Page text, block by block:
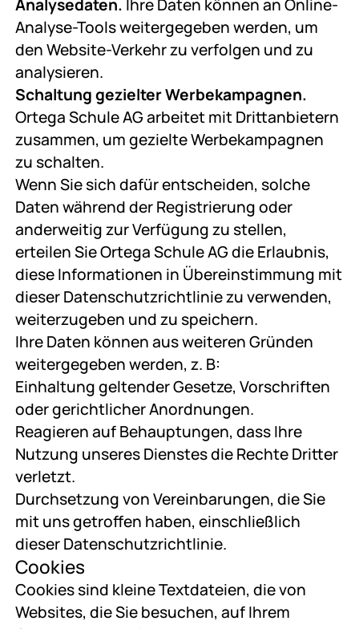
Analysedaten. Ihre Daten können an Online-
Analyse-Tools weitergegeben werden, um
den Website-Verkehr zu verfolgen und zu
analysieren.
Schaltung gezielter Werbekampagnen.
Ortega Schule AG arbeitet mit Drittanbietern
zusammen, um gezielte Werbekampagnen
zu schalten.
Wenn Sie sich dafür entscheiden, solche
Daten während der Registrierung oder
anderweitig zur Verfügung zu stellen,
erteilen Sie Ortega Schule AG die Erlaubnis,
diese Informationen in Übereinstimmung mit
dieser Datenschutzrichtlinie zu verwenden,
weiterzugeben und zu speichern.
Ihre Daten können aus weiteren Gründen
weitergegeben werden, z. B:
Einhaltung geltender Gesetze, Vorschriften
oder gerichtlicher Anordnungen.
Reagieren auf Behauptungen, dass Ihre
Nutzung unseres Dienstes die Rechte Dritter
verletzt.
Durchsetzung von Vereinbarungen, die Sie
mit uns getroffen haben, einschließlich
dieser Datenschutzrichtlinie.
Cookies
Cookies sind kleine Textdateien, die von
Websites, die Sie besuchen, auf Ihrem